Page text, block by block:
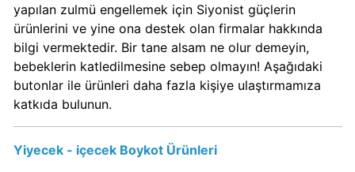
KFC
Boykot
mu?
KFC
Kimin
Sahibi
Kim?
yapılan zulmü engellemek için Siyonist güçlerin
ürünlerini ve yine ona destek olan firmalar hakkında
bilgi vermektedir. Bir tane alsam ne olur demeyin,
bebeklerin katledilmesine sebep olmayın! Aşağıdaki
butonlar ile ürünleri daha fazla kişiye ulaştırmamıza
katkıda bulunun.
Yiyecek - içecek Boykot Ürünleri